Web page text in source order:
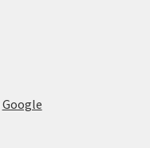
Google